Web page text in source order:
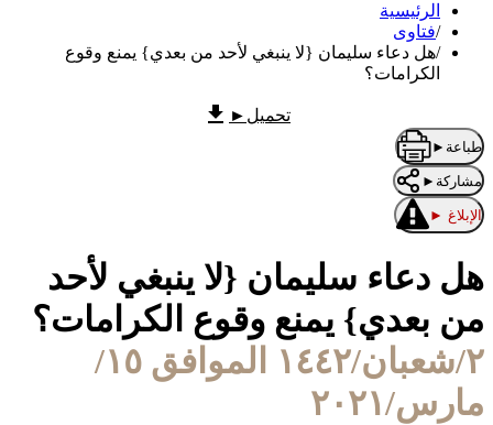
الرئيسية
/فتاوى
/هل دعاء سليمان {لا ينبغي لأحد من بعدي} يمنع وقوع
الكرامات؟
تحميل ►
طباعة ►
مشاركة ►
الإبلاغ ►
هل دعاء سليمان {لا ينبغي لأحد
من بعدي} يمنع وقوع الكرامات؟
٢/شعبان/١٤٤٢ الموافق ١٥/
مارس/٢٠٢١